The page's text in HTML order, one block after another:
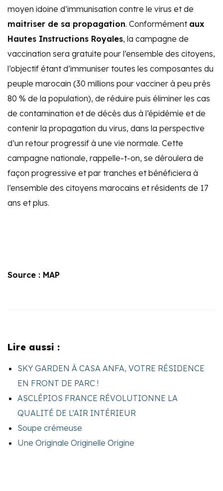
moyen idoine d’immunisation contre le virus et de
maitriser de sa propagation. Conformément aux
Hautes Instructions Royales, la campagne de
vaccination sera gratuite pour l’ensemble des citoyens,
l’objectif étant d’immuniser toutes les composantes du
peuple marocain (30 millions pour vacciner à peu près
80 % de la population), de réduire puis éliminer les cas
de contamination et de décès dus à l’épidémie et de
contenir la propagation du virus, dans la perspective
d’un retour progressif à une vie normale. Cette
campagne nationale, rappelle-t-on, se déroulera de
façon progressive et par tranches et bénéficiera à
l’ensemble des citoyens marocains et résidents de 17
ans et plus.
Source : MAP
Lire aussi :
SKY GARDEN À CASA ANFA, VOTRE RÉSIDENCE
EN FRONT DE PARC !
ASCLÉPIOS FRANCE RÉVOLUTIONNE LA
QUALITÉ DE L’AIR INTÉRIEUR
Soupe crémeuse
Une Originale Originelle Origine